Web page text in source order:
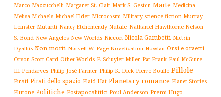
Marco Mazzucchelli Margaret St. Clair Mark S. Geston Marte Medicina
Melisa Michaels Michael Elder Microcosmi Military science fiction Murray
Leinster Mutanti Nancy Etchemendy Natale Nathaniel Hawthorne Nelson
S. Bond New Angeles New Worlds Niccon Nicola Gambetti Nictzin
Dyalhis Non morti Norvell W. Page Novelization Nowlan Orsi e orsetti
Orson Scott Card Other Worlds P. Schuyler Miller Pat Frank Paul McGuire
III Pendarves Philip José Farmer Philip K. Dick Pierre Boulle Pillole
Pirati Pirati dello spazio Plaid Hat Planetary romance Planet Stories
Plutone Politiche Postapocalittici Poul Anderson Premi Hugo